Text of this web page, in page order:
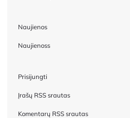
Naujienos
Naujienoss
Prisijungti
Įrašų RSS srautas
Komentarų RSS srautas